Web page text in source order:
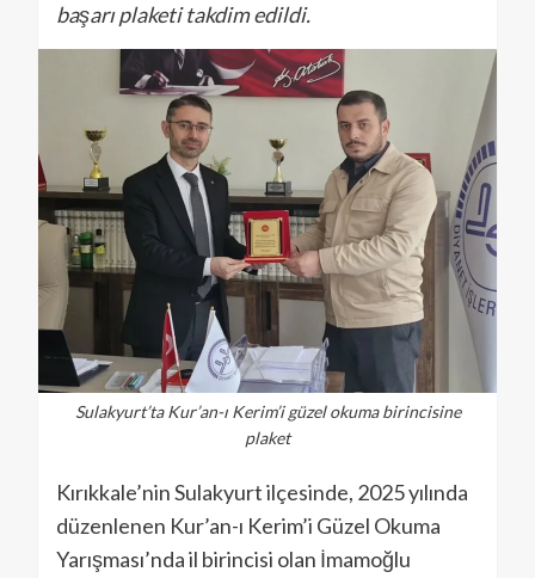
başarı plaketi takdim edildi.
Sulakyurt’ta Kur’an-ı Kerim’i güzel okuma birincisine
plaket
Kırıkkale’nin Sulakyurt ilçesinde, 2025 yılında
düzenlenen Kur’an-ı Kerim’i Güzel Okuma
Yarışması’nda il birincisi olan İmamoğlu